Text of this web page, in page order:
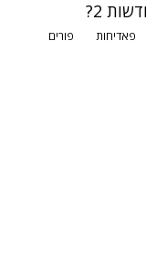
2?
פאדיחות
פורים